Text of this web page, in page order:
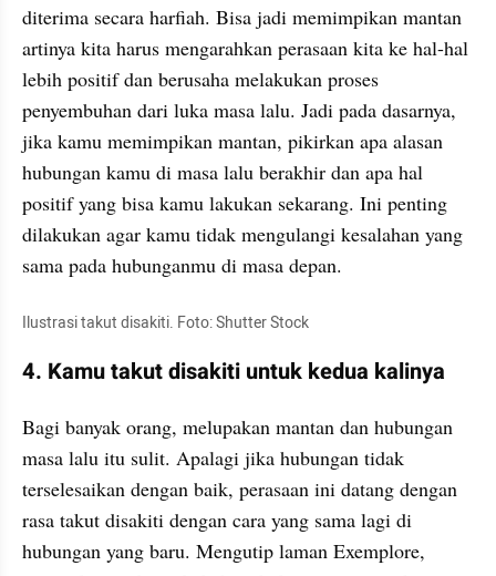
diterima secara harfiah. Bisa jadi memimpikan mantan
artinya kita harus mengarahkan perasaan kita ke hal-hal
lebih positif dan berusaha melakukan proses
penyembuhan dari luka masa lalu. Jadi pada dasarnya,
jika kamu memimpikan mantan, pikirkan apa alasan
hubungan kamu di masa lalu berakhir dan apa hal
positif yang bisa kamu lakukan sekarang. Ini penting
dilakukan agar kamu tidak mengulangi kesalahan yang
sama pada hubunganmu di masa depan.
Ilustrasi takut disakiti. Foto: Shutter Stock
4. Kamu takut disakiti untuk kedua kalinya
Bagi banyak orang, melupakan mantan dan hubungan
masa lalu itu sulit. Apalagi jika hubungan tidak
terselesaikan dengan baik, perasaan ini datang dengan
rasa takut disakiti dengan cara yang sama lagi di
hubungan yang baru. Mengutip laman Exemplore,